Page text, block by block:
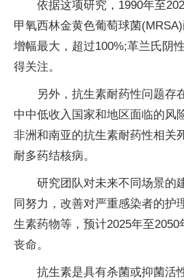
依据这项研究，1990年至
甲氧西林金黄色葡萄球菌
增幅最大，超过100%;革兰氏阴
得关注。
另外，抗生素耐药性问题存
中中低收入国家和地区面临的风
非洲和南亚的抗生素耐药性相关
耐多药结核病。
研究团队对未来不同场景的
同努力，改善对严重感染者的护
生素药物等，预计2025年至2050
丧命。
抗生素是具有杀菌或抑菌活